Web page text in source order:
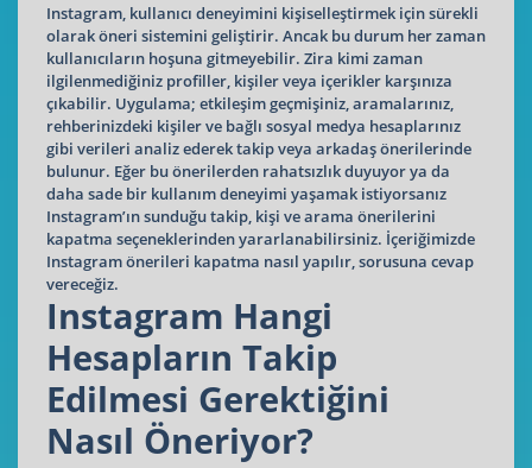
Instagram, kullanıcı deneyimini kişiselleştirmek için sürekli
olarak öneri sistemini geliştirir. Ancak bu durum her zaman
kullanıcıların hoşuna gitmeyebilir. Zira kimi zaman
ilgilenmediğiniz profiller, kişiler veya içerikler karşınıza
çıkabilir. Uygulama; etkileşim geçmişiniz, aramalarınız,
rehberinizdeki kişiler ve bağlı sosyal medya hesaplarınız
gibi verileri analiz ederek takip veya arkadaş önerilerinde
bulunur. Eğer bu önerilerden rahatsızlık duyuyor ya da
daha sade bir kullanım deneyimi yaşamak istiyorsanız
Instagram’ın sunduğu takip, kişi ve arama önerilerini
kapatma seçeneklerinden yararlanabilirsiniz. İçeriğimizde
Instagram önerileri kapatma nasıl yapılır, sorusuna cevap
vereceğiz.
Instagram Hangi
Hesapların Takip
Edilmesi Gerektiğini
Nasıl Öneriyor?